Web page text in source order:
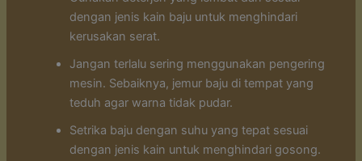
dengan jenis kain baju untuk menghindari
kerusakan serat.
Jangan terlalu sering menggunakan pengering
mesin. Sebaiknya, jemur baju di tempat yang
teduh agar warna tidak pudar.
Setrika baju dengan suhu yang tepat sesuai
dengan jenis kain untuk menghindari gosong.